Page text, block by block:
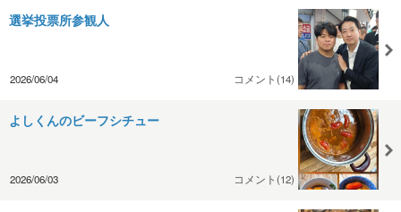
選挙投票所参観人
2026/06/04 コメント(14)
よしくんのビーフシチュー
2026/06/03 コメント(12)